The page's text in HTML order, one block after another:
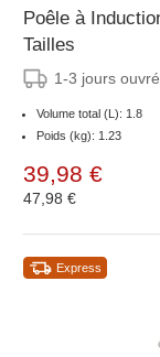
Poêle à
Tailles
1-3 jours
Volume total (L): 1.8
Poids (kg): 1.23
39,98 €
47,98 €
Express